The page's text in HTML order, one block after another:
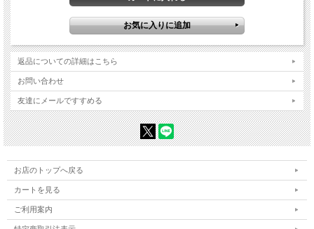
返品についての詳細はこちら
お問い合わせ
友達にメールですすめる
お店のトップへ戻る
カートを見る
ご利用案内